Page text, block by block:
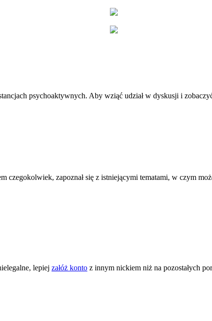
psychoaktywnych. Aby wziąć udział w dyskusji i
czegokolwiek, zapoznał się z istniejącymi tematami, w czym
lepiej załóż konto z innym nickiem niż na pozostałych